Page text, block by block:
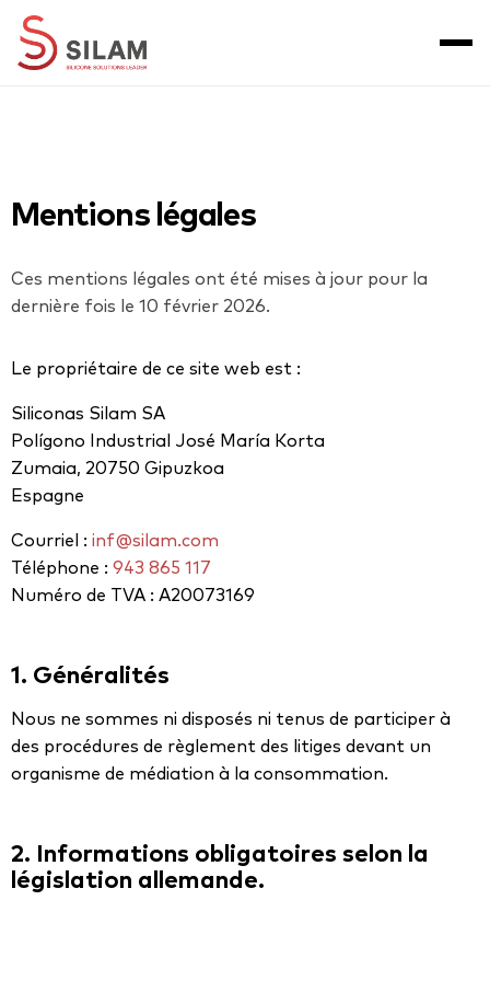
Mentions légales
Ces mentions légales ont été mises à jour pour la
dernière fois le 10 février 2026.
Le propriétaire de ce site web est :
Siliconas Silam SA
Polígono Industrial José María Korta
Zumaia, 20750 Gipuzkoa
Espagne
Courriel : inf@silam.com
Téléphone : 943 865 117
Numéro de TVA : A20073169
1. Généralités
Nous ne sommes ni disposés ni tenus de participer à
des procédures de règlement des litiges devant un
organisme de médiation à la consommation.
2. Informations obligatoires selon la
législation allemande.